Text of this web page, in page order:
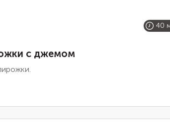
40
с джемом